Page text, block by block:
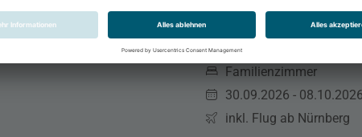
8 Tage / 7 Nächte
All Inclusive
Familienzimmer
30.09.2026 -
inkl. Flug ab Nürnberg